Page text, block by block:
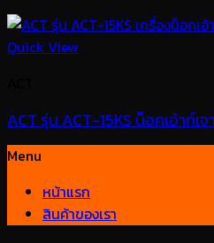
Quick View
ACT รุ่น ACT-15KS น็อคเอ้าท์เ
Menu
หน้าแรก
สินค้าของเรา